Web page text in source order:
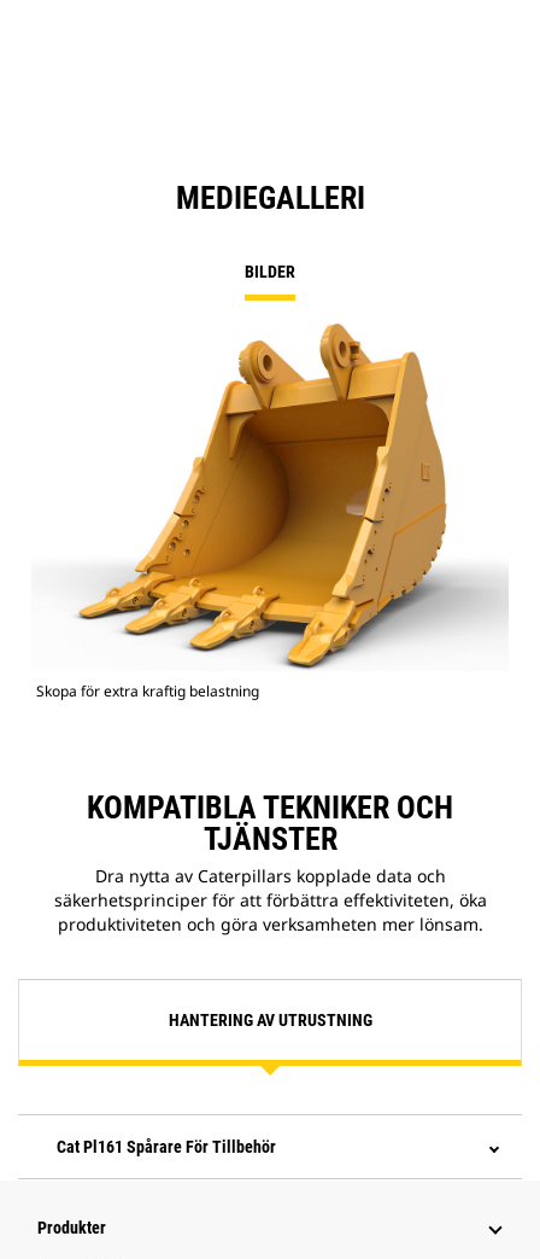
MEDIEGALLERI
BILDER
Skopa för extra kraftig belastning
KOMPATIBLA TEKNIKER OCH
TJÄNSTER
Dra nytta av Caterpillars kopplade data och
säkerhetsprinciper för att förbättra effektiviteten, öka
produktiviteten och göra verksamheten mer lönsam.
HANTERING AV UTRUSTNING
Cat Pl161 Spårare För Tillbehör
Produkter